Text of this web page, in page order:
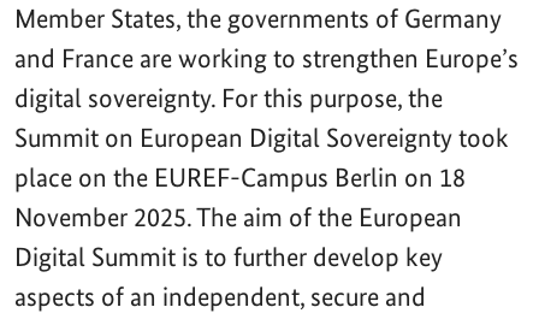
Member States, the governments of Germany
and France are working to strengthen Europe’s
digital sovereignty. For this purpose, the
Summit on European Digital Sovereignty took
place on the EUREF-Campus Berlin on 18
November 2025. The aim of the European
Digital Summit is to further develop key
aspects of an independent, secure and